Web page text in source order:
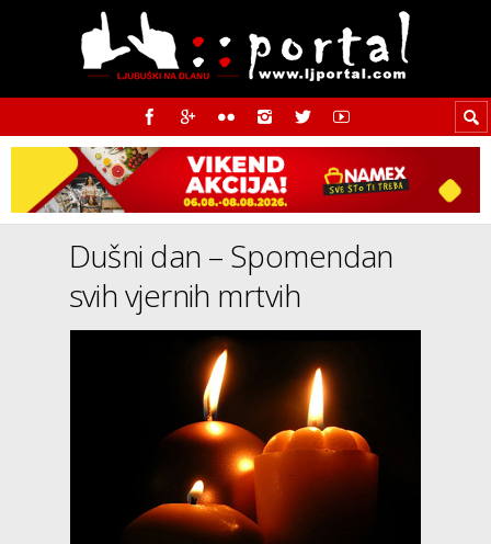
Dušni dan – Spomendan
svih vjernih mrtvih